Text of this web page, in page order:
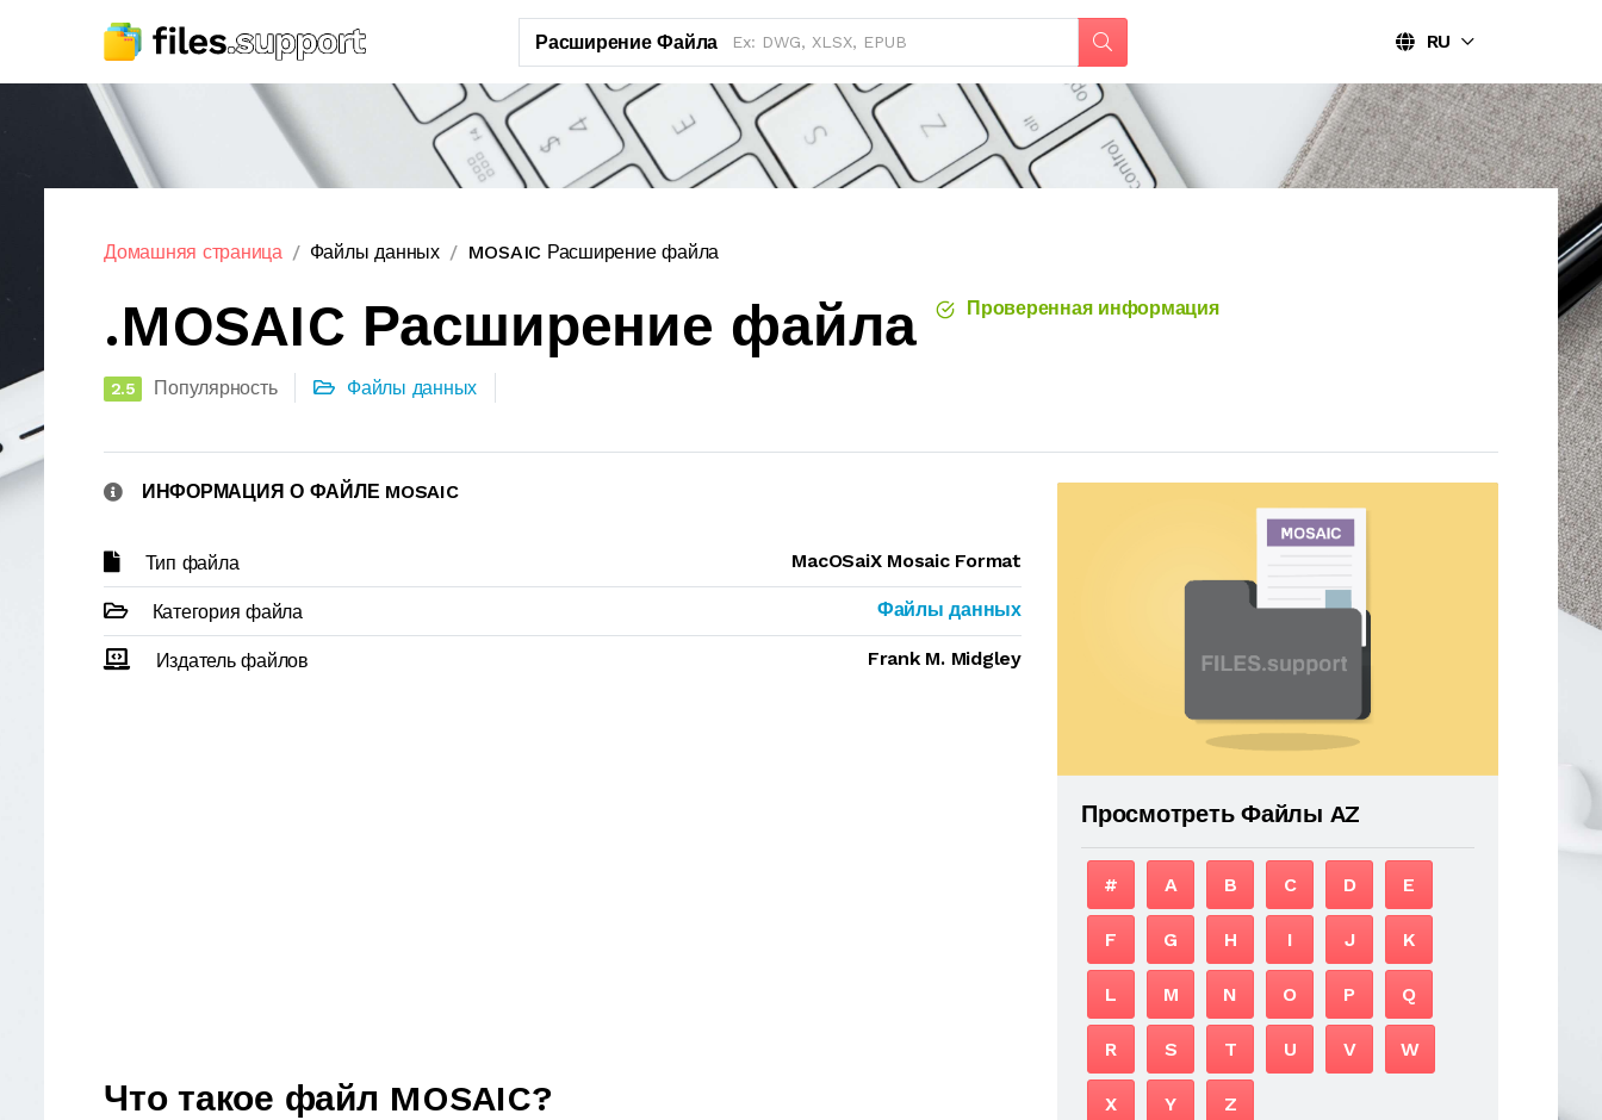
Расширение Файла RU
Домашняя страница Файлы данных MOSAIC Расширение файла
.MOSAIC Расширение файла Проверенная информация
2.5 Популярность Файлы данных
ИНФОРМАЦИЯ О ФАЙЛЕ MOSAIC
Тип файла MacOSaiX Mosaic Format
Категория файла Файлы данных
Издатель файлов Frank M. Midgley
Что такое файл MOSAIC?
Просмотреть Файлы AZ
# A B C D E
F G H I J K
L M N O P Q
R S T U V W
X Y Z